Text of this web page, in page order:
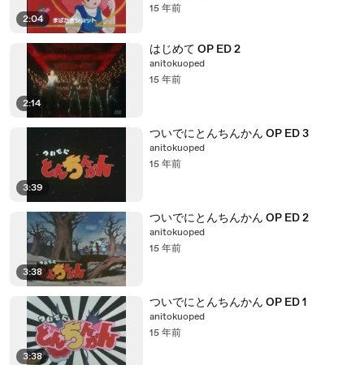
2:04
15 年前
2:14
はじめて OP ED 2
anitokuoped
15 年前
3:39
ついでにとんちんかん OP ED 3
anitokuoped
15 年前
3:38
ついでにとんちんかん OP ED 2
anitokuoped
15 年前
3:38
ついでにとんちんかん OP ED 1
anitokuoped
15 年前